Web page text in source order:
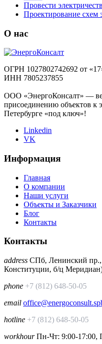
Провести
Проектирование схем
О нас
ОГРН 1027802742692 от
ИНН 7805237855
ООО «ЭнергоКонсалт» —
присоединению объектов к
Петербурге «под ключ»!
Linkedin
VK
Информация
Главная
О компании
Наши услуги
Объекты и Заказчики
Блог
Контакты
Контакты
address СПб, Ленинский
Конституции, б/ц
phone +7 (812) 648-50-05
email
hotline +7 (812) 648-50-05
workhourПн-Чт: 9:00-17:00,